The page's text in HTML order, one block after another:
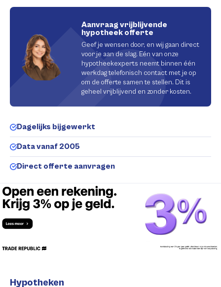
Aanvraag vrijblijvende
hypotheek offerte
Geef je wensen door, en wij gaan direct
voor je aan de slag. Eén van onze
hypotheekexperts neemt binnen één
werkdag telefonisch contact met je op
om de offerte samen te stellen. Dit is
geheel vrijblijvend en zonder kosten.
Dagelijks bijgewerkt
Data vanaf 2005
Direct offerte aanvragen
Hypotheken